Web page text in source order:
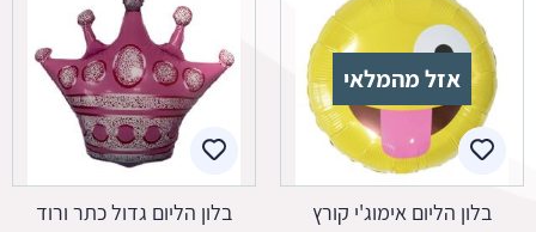
אזל מהמלאי
בלון הליום אימוג'י קורץ בלון הליום גדול כתר ורוד